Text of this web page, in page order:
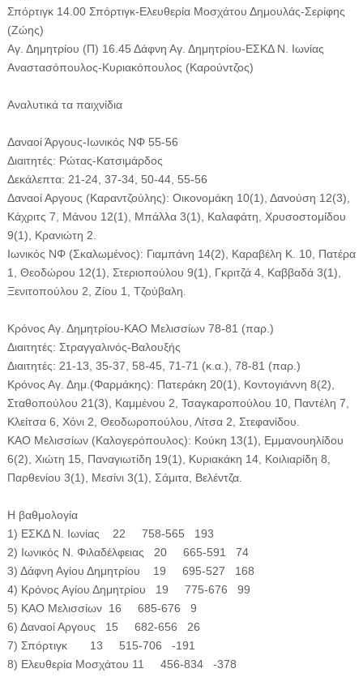
Σπόρτιγκ 14.00 Σπόρτιγκ-Ελευθερία Μοσχάτου Δημουλάς-Σερίφης
(Ζώης)
Αγ. Δημητρίου (Π) 16.45 Δάφνη Αγ. Δημητρίου-ΕΣΚΔ Ν. Ιωνίας
Αναστασόπουλος-Κυριακόπουλος (Καρούντζος)
Αναλυτικά τα παιχνίδια
Δαναοί Άργους-Ιωνικός ΝΦ 55-56
Διαιτητές: Ρώτας-Κατσιμάρδος
Δεκάλεπτα: 21-24, 37-34, 50-44, 55-56
Δαναοί Αργους (Καραντζούλης): Οικονομάκη 10(1), Δανούση 12(3),
Κάχριτς 7, Μάνου 12(1), Μπάλλα 3(1), Καλαφάτη, Χρυσοστομίδου
9(1), Κρανιώτη 2.
Ιωνικός ΝΦ (Σκαλωμένος): Γιαμπάνη 14(2), Καραβέλη Κ. 10, Πατέρα
1, Θεοδώρου 12(1), Στεριοπούλου 9(1), Γκριτζά 4, Καββαδά 3(1),
Ξενιτοπούλου 2, Ζίου 1, Τζούβαλη.
Κρόνος Αγ. Δημητρίου-ΚΑΟ Μελισσίων 78-81 (παρ.)
Διαιτητές: Στραγγαλινός-Βαλουξής
Διαιτητές: 21-13, 35-37, 58-45, 71-71 (κ.α.), 78-81 (παρ.)
Κρόνος Αγ. Δημ.(Φαρμάκης): Πατεράκη 20(1), Κοντογιάννη 8(2),
Σταθοπούλου 21(3), Καμμένου 2, Τσαγκαροπούλου 10, Παντέλη 7,
Κλείτσα 6, Χόνι 2, Θεοδωροπούλου, Λίτσα 2, Στεφανίδου.
ΚΑΟ Μελισσίων (Καλογερόπουλος): Κούκη 13(1), Εμμανουηλίδου
6(2), Χιώτη 15, Παναγιωτίδη 19(1), Κυριακάκη 14, Κοιλιαρίδη 8,
Παρθενίου 3(1), Μεσίνι 3(1), Σάμιτα, Βελέντζα.
Η βαθμολογία
1) ΕΣΚΔ Ν. Ιωνίας 22 758-565 193
2) Ιωνικός Ν. Φιλαδέλφειας 20 665-591 74
3) Δάφνη Αγίου Δημητρίου 19 695-527 168
4) Κρόνος Αγίου Δημητρίου 19 775-676 99
5) ΚΑΟ Μελισσίων 16 685-676 9
6) Δαναοί Αργους 15 682-656 26
7) Σπόρτιγκ 13 515-706 -191
8) Ελευθερία Μοσχάτου 11 456-834 -378